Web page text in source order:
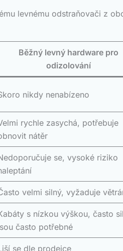
levnému odstraňovači z
Běžný levný hardware pro
odizolování
nikdy nenabízeno
rychle zasychá, potřebuje
nátěr
se, vysoké riziko
velmi silný, vyžaduje
s nízkou výškou, často
často potřebné
se dle prodejce